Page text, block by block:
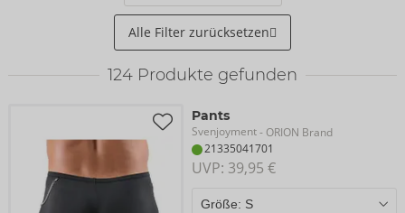
Alle Filter zurücksetzen
124 Produkte gefunden
Pants
Svenjoyment- ORION Brand
21335041701
UVP: 39,95 €